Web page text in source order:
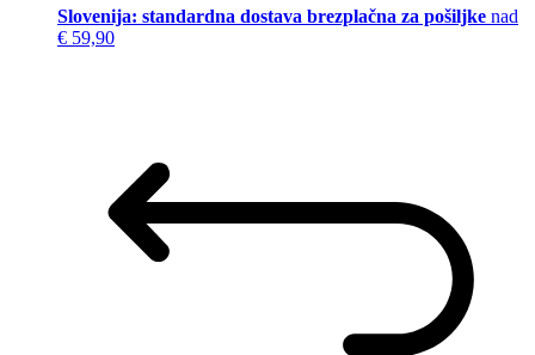
Slovenija: standardna dostava brezplačna za pošiljke nad
€ 59,90